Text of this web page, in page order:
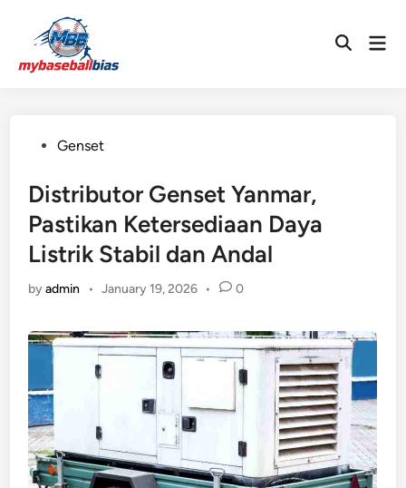
content
Open
PostedGenset
Distributor Genset Yanmar,
Pastikan Ketersediaan Daya
Listrik Stabil dan Andal
byadmin • January 19, 2026 • 0